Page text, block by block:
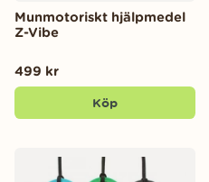
Munmotoriskt hjälpmedel
Z-Vibe
499 kr
Köp